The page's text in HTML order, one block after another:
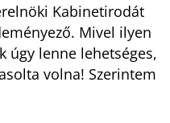
Kabinetirodát
Mivel ilyen
úgy lenne lehetséges,
volna! Szerintem